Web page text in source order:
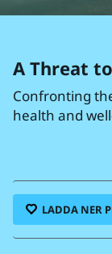
A Threat
Confronting
health and
LADDA NER